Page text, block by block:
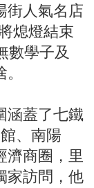
街人氣名店
熄燈結束
數學子及
涵蓋了七鐵
、南陽
濟商圈，里
家訪問，他